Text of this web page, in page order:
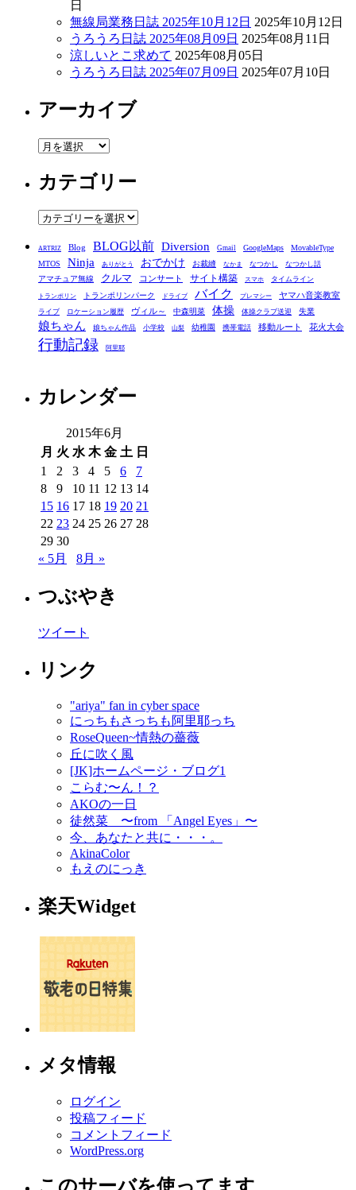
日
無線局業務日誌 2025年10月12日 2025年10月12日
うろうろ日誌 2025年08月09日 2025年08月11日
涼しいとこ求めて 2025年08月05日
うろうろ日誌 2025年07月09日 2025年07月10日
アーカイブ
ア
カ
イ
ブ
カテゴリー
カ
ゴ
リ
ー
ARTRIZ Blog BLOG以前 Diversion Gmail GoogleMaps
MovableType
MTOS
Ninja ありがとう おでかけ お裁縫 なかま なつかし なつかし話
アマチュア無線 クルマ コンサート サイト構築 スマホ タイムライン
トランポリン トランポリンパーク ドライブ バイク プレマシー ヤマハ音楽教室
ライブ ロケーション履歴 ヴィル～ 中森明菜 体操 体操クラブ送迎 失業
娘ちゃん 娘ちゃん作品 小学校 山梨 幼稚園 携帯電話 移動ルート 花火大会
行動記録 阿里耶
カレンダー
2015年6月
月 火 水 木 金 土 日
1
2 3 4 5 6
7
8
9 10 11 12 13 14
15 16 17 18 19 20 21
22 23 24 25 26 27 28
29 30
« 5月
8月 »
つぶやき
ツイート
リンク
"ariya" fan in cyber space
にっちもさっちも阿里耶っち
RoseQueen~情熱の薔薇
丘に吹く風
[JK]ホームページ・ブログ1
こらむ〜ん！？
AKOの一日
徒然菜 〜from 「Angel Eyes」〜
今、あなたと共に・・・。
AkinaColor
もえのにっき
楽天Widget
メタ情報
ログイン
投稿フィード
コメントフィード
WordPress.org